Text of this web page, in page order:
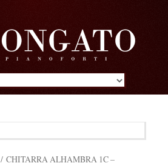
/ CHITARRA ALHAMBRA 1C –